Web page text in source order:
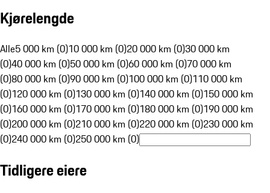
Kjørelengde
Alle5 000 km (0)10 000 km (0)20 000 km (0)30 000 km
(0)40 000 km (0)50 000 km (0)60 000 km (0)70 000 km
(0)80 000 km (0)90 000 km (0)100 000 km (0)110 000 km
(0)120 000 km (0)130 000 km (0)140 000 km (0)150 000 km
(0)160 000 km (0)170 000 km (0)180 000 km (0)190 000 km
(0)200 000 km (0)210 000 km (0)220 000 km (0)230 000 km
(0)240 000 km (0)250 000 km (0)
Tidligere eiere